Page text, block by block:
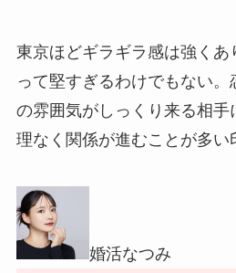
東京ほどギラギラ感は強くあ
って堅すぎるわけでもない
の雰囲気がしっくり来る相手
理なく関係が進むことが多い
婚活なつみ